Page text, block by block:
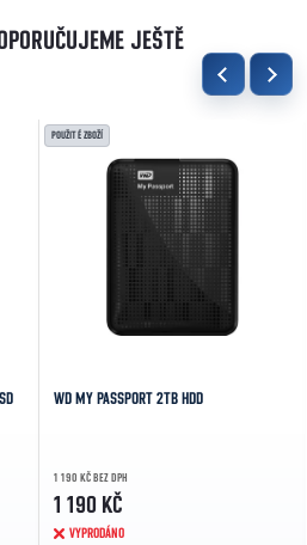
JEŠTĚ
POUŽITÉ ZBOŽÍ
WD MY PASSPORT 2TB HDD
1 190 KČ BEZ DPH
1 190 KČ
VYPRODÁNO